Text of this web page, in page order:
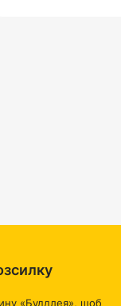
«Буддлея», щоб